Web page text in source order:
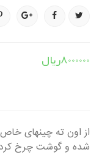
8000000ریال
از اون ته چینهای
شده و گوشت چرخ